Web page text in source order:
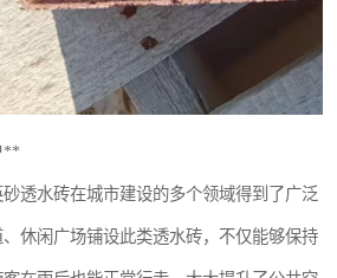
**
透水砖在城市建设的多个领域得到了广泛
休闲广场铺设此类透水砖，不仅能够保持